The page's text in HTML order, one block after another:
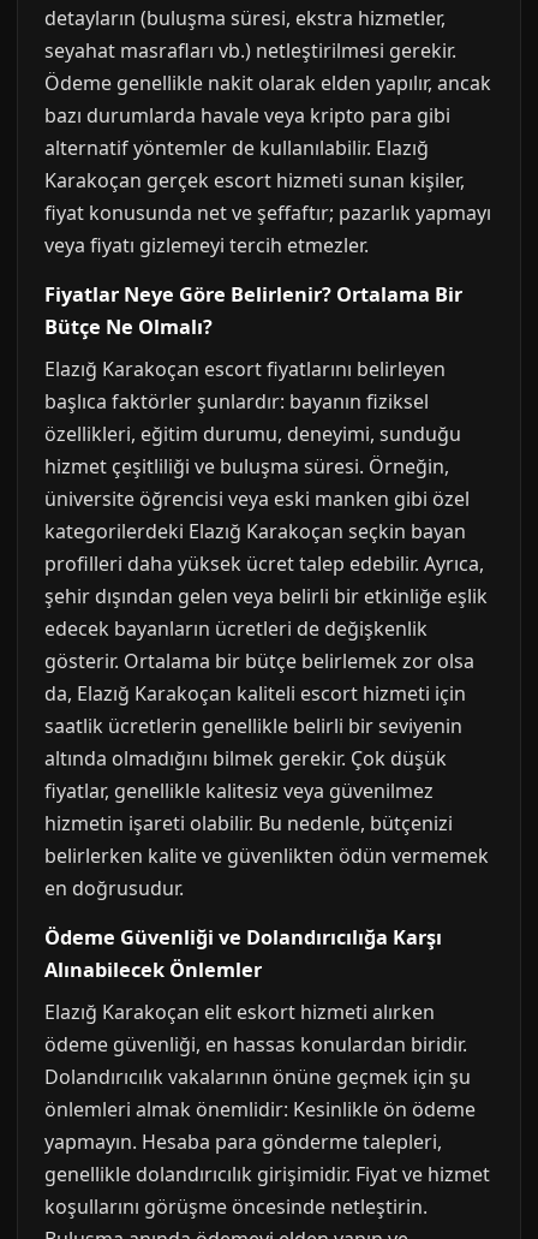
detayların (buluşma süresi, ekstra hizmetler,
seyahat masrafları vb.) netleştirilmesi gerekir.
Ödeme genellikle nakit olarak elden yapılır, ancak
bazı durumlarda havale veya kripto para gibi
alternatif yöntemler de kullanılabilir. Elazığ
Karakoçan gerçek escort hizmeti sunan kişiler,
fiyat konusunda net ve şeffaftır; pazarlık yapmayı
veya fiyatı gizlemeyi tercih etmezler.
Fiyatlar Neye Göre Belirlenir? Ortalama Bir
Bütçe Ne Olmalı?
Elazığ Karakoçan escort fiyatlarını belirleyen
başlıca faktörler şunlardır: bayanın fiziksel
özellikleri, eğitim durumu, deneyimi, sunduğu
hizmet çeşitliliği ve buluşma süresi. Örneğin,
üniversite öğrencisi veya eski manken gibi özel
kategorilerdeki Elazığ Karakoçan seçkin bayan
profilleri daha yüksek ücret talep edebilir. Ayrıca,
şehir dışından gelen veya belirli bir etkinliğe eşlik
edecek bayanların ücretleri de değişkenlik
gösterir. Ortalama bir bütçe belirlemek zor olsa
da, Elazığ Karakoçan kaliteli escort hizmeti için
saatlik ücretlerin genellikle belirli bir seviyenin
altında olmadığını bilmek gerekir. Çok düşük
fiyatlar, genellikle kalitesiz veya güvenilmez
hizmetin işareti olabilir. Bu nedenle, bütçenizi
belirlerken kalite ve güvenlikten ödün vermemek
en doğrusudur.
Ödeme Güvenliği ve Dolandırıcılığa Karşı
Alınabilecek Önlemler
Elazığ Karakoçan elit eskort hizmeti alırken
ödeme güvenliği, en hassas konulardan biridir.
Dolandırıcılık vakalarının önüne geçmek için şu
önlemleri almak önemlidir: Kesinlikle ön ödeme
yapmayın. Hesaba para gönderme talepleri,
genellikle dolandırıcılık girişimidir. Fiyat ve hizmet
koşullarını görüşme öncesinde netleştirin.